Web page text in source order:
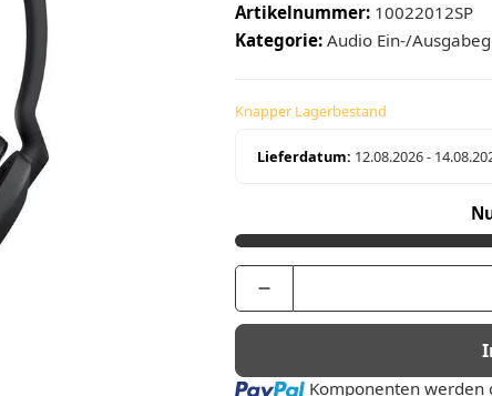
Artikelnummer: 10022012SP
Kategorie: Audio Ein-/
Knapper Lagerbestand
Lieferdatum: 12.08.2026 -
Loading... Komponenten werden